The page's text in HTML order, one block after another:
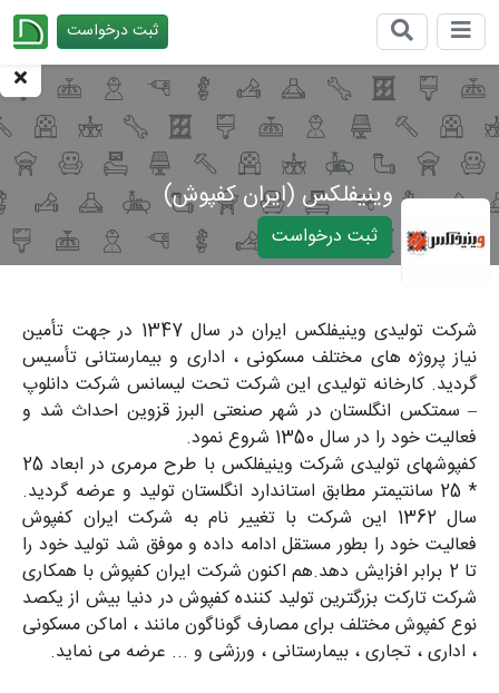
ثبت درخواست
وینیفلکس (ایران کفپوش)
ثبت درخواست
شرکت تولیدی وینیفلکس ایران در سال 1347 در جهت تأمین
نیاز پروژه های مختلف مسکونی ، اداری و بیمارستانی تأسیس
گردید. کارخانه تولیدی این شرکت تحت لیسانس شرکت دانلوپ
– سمتکس انگلستان در شهر صنعتی البرز قزوین احداث شد و
فعالیت خود را در سال 1350 شروع نمود.
کفپوشهای تولیدی شرکت وینیفلکس با طرح مرمری در ابعاد 25
* 25 سانتیمتر مطابق استاندارد انگلستان تولید و عرضه گردید.
سال 1362 این شرکت با تغییر نام به شرکت ایران کفپوش
فعالیت خود را بطور مستقل ادامه داده و موفق شد تولید خود را
تا 2 برابر افزایش دهد.هم اکنون شرکت ایران کفپوش با همکاری
شرکت تارکت بزرگترین تولید کننده کفپوش در دنیا بیش از یکصد
نوع کفپوش مختلف برای مصارف گوناگون مانند ، اماکن مسکونی
، اداری ، تجاری ، بیمارستانی ، ورزشی و ... عرضه می نماید.